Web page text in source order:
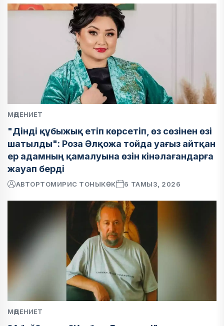
МӘДЕНИЕТ
"Дінді құбыжық етіп көрсетіп, өз сөзінен өзі
шатылды": Роза Әлқожа тойда уағыз айтқан
ер адамның қамалуына өзін кінәлағандарға
жауап берді
АВТОРТОМИРИС ТОНЫКӨК 6 ТАМЫЗ, 2026
МӘДЕНИЕТ